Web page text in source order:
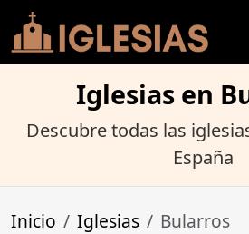
Iglesias en
Descubre todas las
España
Inicio Iglesias Bularros